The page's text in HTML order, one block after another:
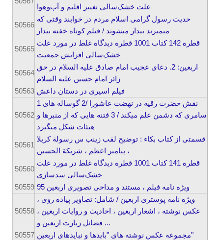
علت خشک‌سالی تغییر اقلیم و آب‌وهوا
50566
حدیث رسول گرامی اسلام مردم در خوابند وقتی که
میمیرند بیدار میشوند / فیلم کوتاه خفته بیدار
50565
قطره 142 کتاب 1001 قطره دیدگاه غلط در مورد علت
خشک‌سالی افزایش جمعیت
50564
اربعین: 2. دعای عجیب امام صادق علیه السلام در حق
زائر امام حسین علیه السلام
50563 فیلم اسیری در دستان داعش
50562
1 نقش حضرت رقیه در نهضت عاشورا /2 گوساله های
سامری که دشمن علم میکند / 3 فتنه هایی که از منبرها و
هیئات شکل میگیرد
50561
قسمتی از کتاب بکاء : توضیح لقب زینب س رسولة کربلا
، پیامبر اعظم ، شریکة الحسین
50560
قطره 141 کتاب 1001 قطره دیدگاه غلط در مورد علت
خشک‌سالی سدسازی
50559
ویژه نامه فیلم ، مستند و مداحی تصویری اربعین 95
50558
ویژه نامه پوستری اربعین / شامل: تصاویر پیاده روی ،
عکس نوشته ، اشعار اربعین ، احادیث و روایات اربعین ،
فضائل زیارت اربعین و ...
50557
مجموعه عکس نوشته های "بایدها و نبایدهای اربعین"